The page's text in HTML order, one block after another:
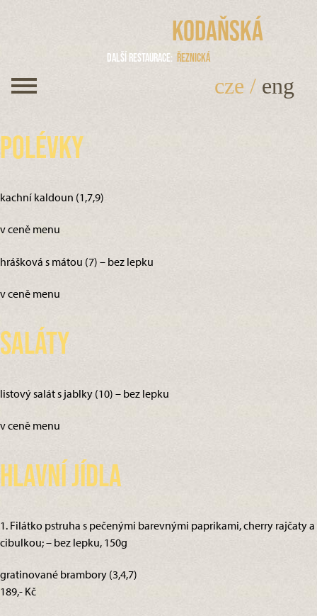
Kodaňská
Další restaurace Řeznická
cze / eng
Polévky
kachní kaldoun (1,7,9)
v ceně menu
hrášková s mátou (7) – bez lepku
v ceně menu
Saláty
listový salát s jablky (10) – bez lepku
v ceně menu
Hlavní jídla
1. Filátko pstruha s pečenými barevnými paprikami, cherry rajčaty a
cibulkou; – bez lepku, 150g
gratinované brambory (3,4,7)
189,- Kč